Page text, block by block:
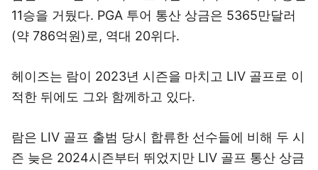
11승을 거뒀다. PGA 투어 통산 상금은 5365만달러
(약 786억원)로, 역대 20위다.
헤이즈는 람이 2023년 시즌을 마치고 LIV 골프로 이
적한 뒤에도 그와 함께하고 있다.
람은 LIV 골프 출범 당시 합류한 선수들에 비해 두 시
즌 늦은 2024시즌부터 뛰었지만 LIV 골프 통산 상금